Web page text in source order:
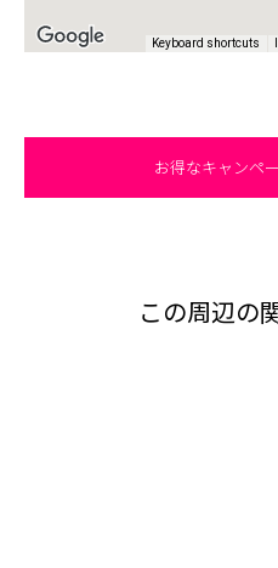
Keyboard shortcuts
お得なキャンペ
この周辺の